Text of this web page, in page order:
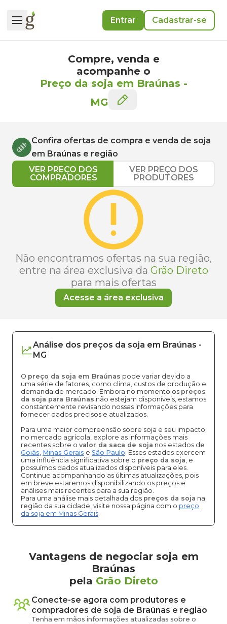
Entrar Cadastrar-se
Compre, venda e
acompanhe o
Preço da soja em Braúnas -
MG
Confira ofertas de compra e venda de soja
em Braúnas e região
VER PREÇO DOS
COMPRADORES
VER PREÇO DOS
PRODUTORES
Não encontramos ofertas na sua região,
entre na área exclusiva da Grão Direto
para mais ofertas
Acesse a área exclusiva
Análise dos preços da soja em Braúnas -
MG
O preço da soja em Braúnas pode variar devido a
uma série de fatores, como clima, custos de produção e
demanda de mercado. Embora no momento os preços
da soja para Braúnas não estejam disponíveis, estamos
constantemente revisando nossas informações para
fornecer dados precisos e atualizados.
Para uma maior compreensão sobre soja e seu impacto
no mercado agrícola, explore as informações mais
recentes sobre o valor da saca de soja nos estados de
Goiás, Minas Gerais e São Paulo. Esses estados exercem
uma influência significativa sobre o preço da soja, e
possuímos dados atualizados disponíveis para eles.
Continue acompanhando as últimas atualizações, pois
em breve estaremos disponibilizando os preços e
análises mais recentes para a sua região.
Para uma análise mais detalhada dos preços da soja na
região da sua cidade, visite nossa página com o preço
da soja em Minas Gerais.
Vantagens de negociar soja em
Braúnas
pela Grão Direto
Conecte-se agora com produtores e
compradores de soja de Braúnas e região
Tenha em mãos informações atualizadas sobre o